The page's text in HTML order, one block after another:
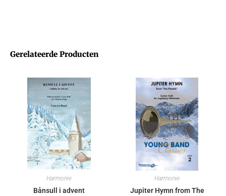
Gerelateerde Producten
Harmonie
Bånsull i advent
Harmonie
Jupiter Hymn from The